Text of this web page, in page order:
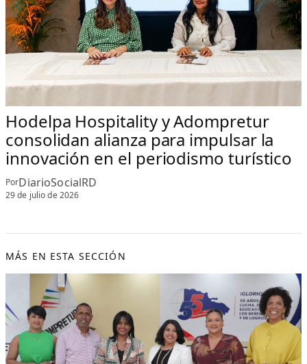
Hodelpa Hospitality y Adompretur
consolidan alianza para impulsar la
innovación en el periodismo turístico
PorDiarioSocialRD
29 de julio de 2026
MÁS EN ESTA SECCIÓN